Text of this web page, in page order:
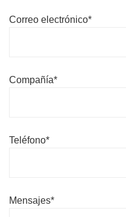
Correo electrónico*
Compañía*
Teléfono*
Mensajes*